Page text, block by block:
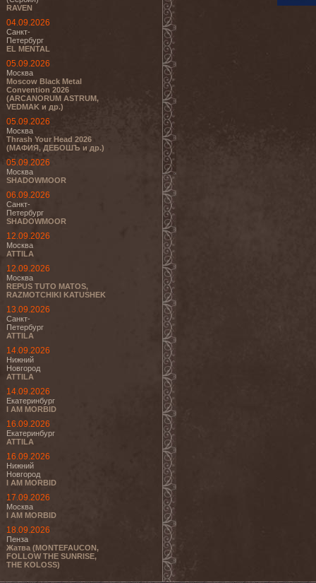
RAVEN
04.09.2026
Санкт-
Петербург
EL MENTAL
05.09.2026
Москва
Moscow Black Metal
Convention 2026
(ARCANORUM ASTRUM,
VEDMAK и др.)
05.09.2026
Москва
Thrash Your Head 2026
(МАФИЯ, ДЕБОШЪ и др.)
05.09.2026
Москва
SHADOWMOOR
06.09.2026
Санкт-
Петербург
SHADOWMOOR
12.09.2026
Москва
ATTILA
12.09.2026
Москва
REPUS TUTO MATOS,
RAZMOTCHIKI KATUSHEK
13.09.2026
Санкт-
Петербург
ATTILA
14.09.2026
Нижний
Новгород
ATTILA
14.09.2026
Екатеринбург
I AM MORBID
16.09.2026
Екатеринбург
ATTILA
16.09.2026
Нижний
Новгород
I AM MORBID
17.09.2026
Москва
I AM MORBID
18.09.2026
Пенза
Жатва (MONTEFAUCON,
FOLLOW THE SUNRISE,
THE KOLOSS)